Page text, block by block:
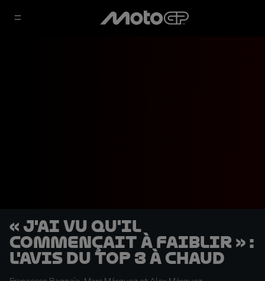
« J'ai vu qu'il
commençait à faiblir » :
l'avis du Top 3 à chaud